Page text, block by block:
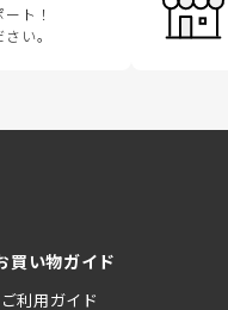
ト！
い。
買い物ガイド
ご利用ガイド